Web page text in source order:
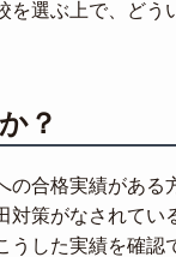
を選ぶ上で、どう
？
合格実績がある
策がなされてい
した実績を確認